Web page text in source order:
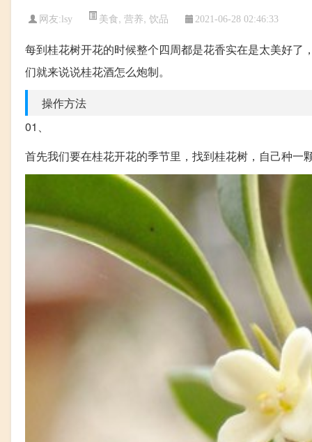
网友: lsy 美食, 营养, 饮品 2021-06-28 02:46:33
每到桂花树开花的时候整个四周都是花香实在是太美好
们就来说说桂花酒怎么炮制。
操作方法
01、
首先我们要在桂花开花的季节里，找到桂花树，自己种一